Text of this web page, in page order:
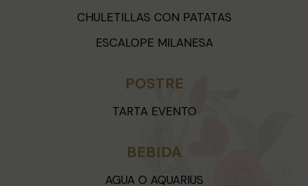
CHULETILLAS CON PATATAS
ESCALOPE MILANESA
POSTRE
TARTA EVENTO
BEBIDA
AGUA O AQUARIUS